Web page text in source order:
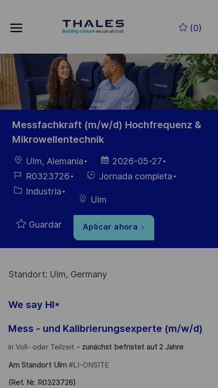
(0)
-
Messfachkraft (m/w/d) Hochfrequenz &
Mikrowellentechnik
UbicaciónUlm, Alemania
Fecha de
publicación
2026-05-27
ID de
empleo
R0323726
HiringJornada completa
Categoría
Industria
Ulm
Guardar Aplicar ahora
Standort: Ulm, Germany
We say HI*
Mess - und Kalibrierungsexperte (m/w/d)
in Voll- oder Teilzeit - zunächst befristet auf 2 Jahre
Am Standort Ulm #LI-ONSITE
(Ref. Nr. R0323726)